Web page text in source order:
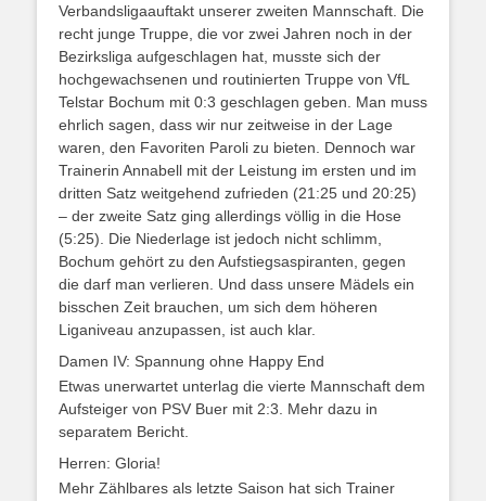
Verbandsligaauftakt unserer zweiten Mannschaft. Die
recht junge Truppe, die vor zwei Jahren noch in der
Bezirksliga aufgeschlagen hat, musste sich der
hochgewachsenen und routinierten Truppe von VfL
Telstar Bochum mit 0:3 geschlagen geben. Man muss
ehrlich sagen, dass wir nur zeitweise in der Lage
waren, den Favoriten Paroli zu bieten. Dennoch war
Trainerin Annabell mit der Leistung im ersten und im
dritten Satz weitgehend zufrieden (21:25 und 20:25)
– der zweite Satz ging allerdings völlig in die Hose
(5:25). Die Niederlage ist jedoch nicht schlimm,
Bochum gehört zu den Aufstiegsaspiranten, gegen
die darf man verlieren. Und dass unsere Mädels ein
bisschen Zeit brauchen, um sich dem höheren
Liganiveau anzupassen, ist auch klar.
Damen IV: Spannung ohne Happy End
Etwas unerwartet unterlag die vierte Mannschaft dem
Aufsteiger von PSV Buer mit 2:3. Mehr dazu in
separatem Bericht.
Herren: Gloria!
Mehr Zählbares als letzte Saison hat sich Trainer